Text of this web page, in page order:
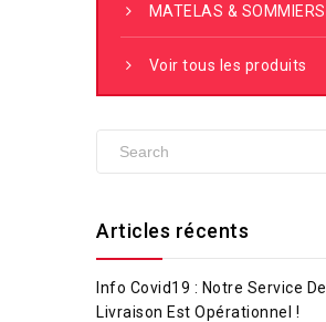
MATELAS & SOMMIERS
Voir tous les produits
Articles récents
Info Covid19 : Notre Service De
Livraison Est Opérationnel !